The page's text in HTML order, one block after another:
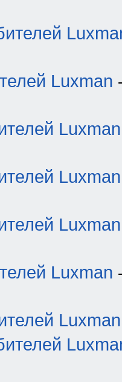
Luxman
Luxman
Luxman
Luxman
Luxman
Luxman